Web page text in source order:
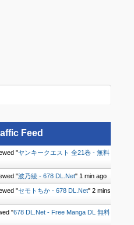
Feed
"ヤンキークエスト 全21巻 - 無料
"波乃綾 - 678 DL.Net" 1 min ago
"セモトちか - 678 DL.Net" 2 mins
"678 DL.Net - Free Manga DL 無料